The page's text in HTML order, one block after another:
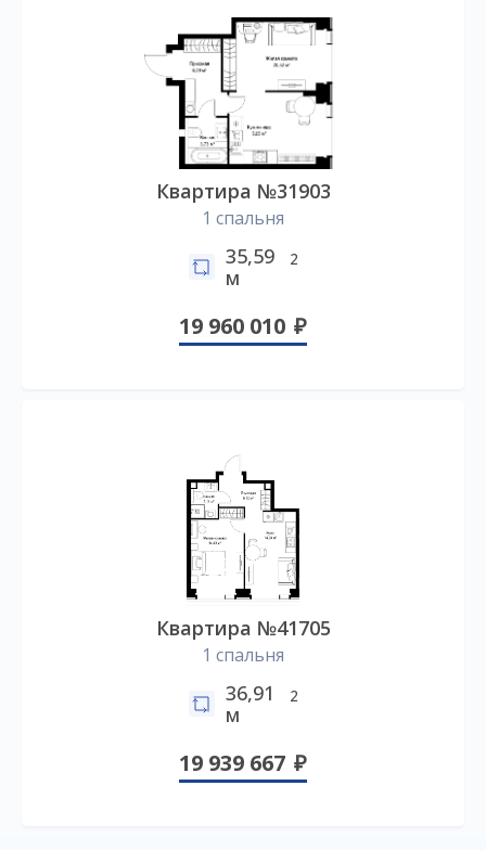
Квартира №31903
1 спальня
35,59
м
2
19 960 010
Квартира №41705
1 спальня
36,91
м
2
19 939 667